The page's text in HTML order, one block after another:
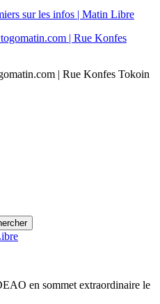
sur les infos | Matin Libre
| Rue Konfes Tokoin
en sommet extraordinaire le